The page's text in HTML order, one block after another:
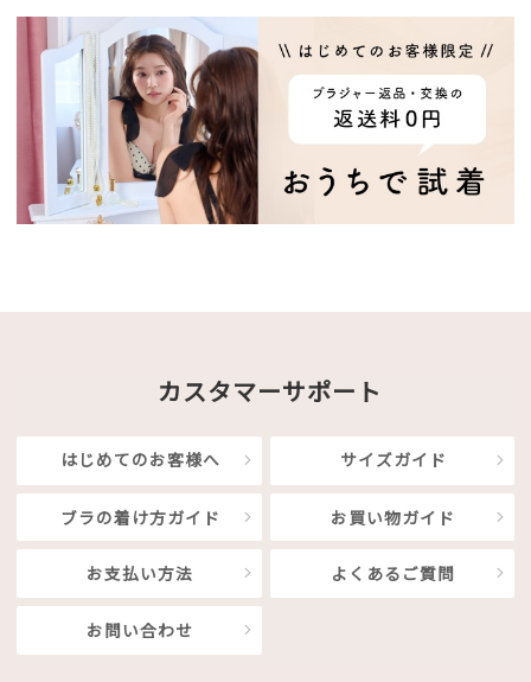
カスタマーサポート
はじめてのお客様へ サイズガイド
ブラの着け方ガイド お買い物ガイド
お支払い方法 よくあるご質問
お問い合わせ